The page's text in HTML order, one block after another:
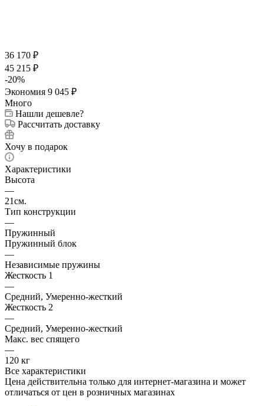
36 170 ₽
45 215 ₽
-20%
Экономия 9 045 ₽
Много
Нашли дешевле?
Рассчитать доставку
Хочу в подарок
Характеристики
Высота
—
21см.
Тип конструкции
—
Пружинный
Пружинный блок
—
Независимые пружины
Жесткость 1
—
Средний, Умеренно-жесткий
Жесткость 2
—
Средний, Умеренно-жесткий
Макс. вес спящего
—
120 кг
Все характеристики
Цена действительна только для интернет-магазина и может
отличаться от цен в розничных магазинах